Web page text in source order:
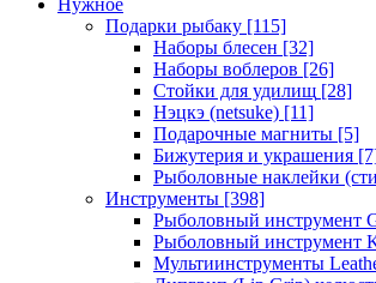
Нужное
Подарки рыбаку [115]
Наборы блесен [32]
Наборы воблеров [26]
Стойки для удилищ [28]
Нэцкэ (netsuke) [11]
Подарочные магниты [5]
Бижутерия и украшения
Рыболовные наклейки
Инструменты [398]
Рыболовный инструмент
Рыболовный инструмент
Мультиинструменты